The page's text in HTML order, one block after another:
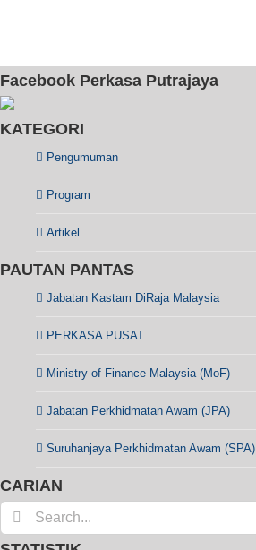
Facebook Perkasa Putrajaya
KATEGORI
Pengumuman
Program
Artikel
PAUTAN PANTAS
Jabatan Kastam DiRaja Malaysia
PERKASA PUSAT
Ministry of Finance Malaysia (MoF)
Jabatan Perkhidmatan Awam (JPA)
Suruhanjaya Perkhidmatan Awam (SPA)
CARIAN
Search